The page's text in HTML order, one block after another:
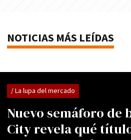
NOTICIAS MÁS LEÍDAS
Nuevo semáforo de
City revela qué
/ La lupa del mercado